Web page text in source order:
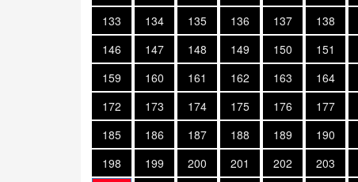
133
134 135 136 137 138
146
147 148 149 150 151
159
160 161 162 163 164
172
173 174 175 176 177
185
186 187 188 189 190
198
199 200 201 202 203